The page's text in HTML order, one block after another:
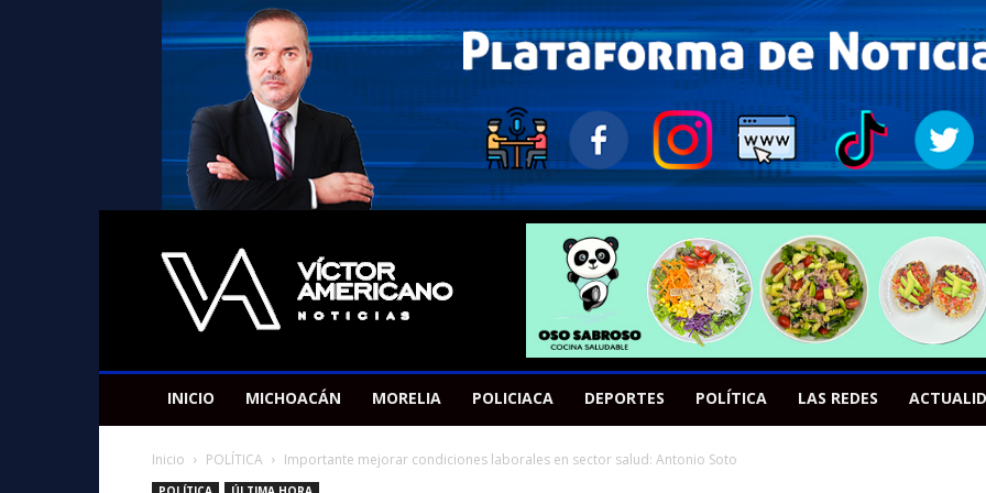
Americano
Victor
INICIO MICHOACÁN MORELIA POLICIACA DEPORTES POLÍTICA LAS REDES
Inicio POLÍTICA Importante mejorar condiciones laborales en sector salud: Antonio Soto